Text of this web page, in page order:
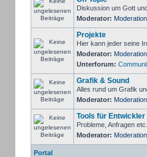
Diskussion um Gott
Moderator: Moderation
Projekte
Hier kann jeder seine
Moderator: Moderation
Unterforum:
Grafik & Sound
Alles rund um Grafik
Moderator: Moderation
Tools für Entwickler
Probleme, Anfragen
Moderator: Moderation
Portal